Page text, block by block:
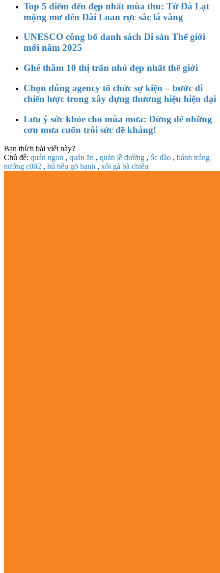
Top 5 điểm đến đẹp nhất mùa thu: Từ Đà Lạt
mộng mơ đến Đài Loan rực sắc lá vàng
UNESCO công bố danh sách Di sản Thế giới
mới năm 2025
Ghé thăm 10 thị trấn nhỏ đẹp nhất thế giới
Chọn đúng agency tổ chức sự kiện – bước đi
chiến lược trong xây dựng thương hiệu hiện đại
Lưu ý sức khỏe cho mùa mưa: Đừng để những
cơn mưa cuốn trôi sức đề kháng!
Bạn thích bài viết này?
Chủ đề: quán ngon , quán ăn , quán lề đường , ốc đào , bánh tráng
nướng c002 , hủ tiếu gõ hạnh , xôi gà bà chiểu